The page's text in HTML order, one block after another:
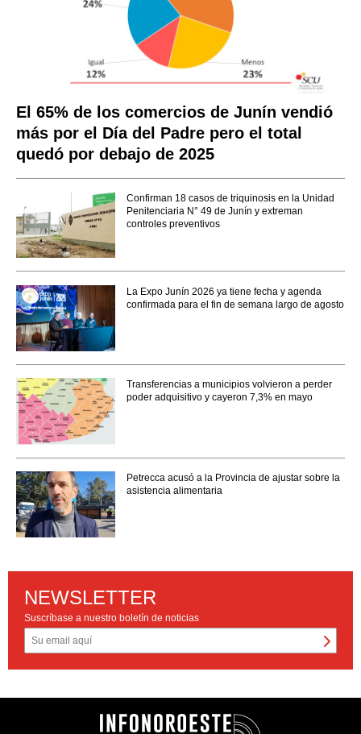
El 65% de los comercios de Junín vendió
más por el Día del Padre pero el total
quedó por debajo de 2025
Confirman 18 casos de triquinosis en la Unidad
Penitenciaria N° 49 de Junín y extreman
controles preventivos
La Expo Junín 2026 ya tiene fecha y agenda
confirmada para el fin de semana largo de agosto
Transferencias a municipios volvieron a perder
poder adquisitivo y cayeron 7,3% en mayo
Petrecca acusó a la Provincia de ajustar sobre la
asistencia alimentaria
NEWSLETTER
Suscríbase a nuestro boletín de noticias